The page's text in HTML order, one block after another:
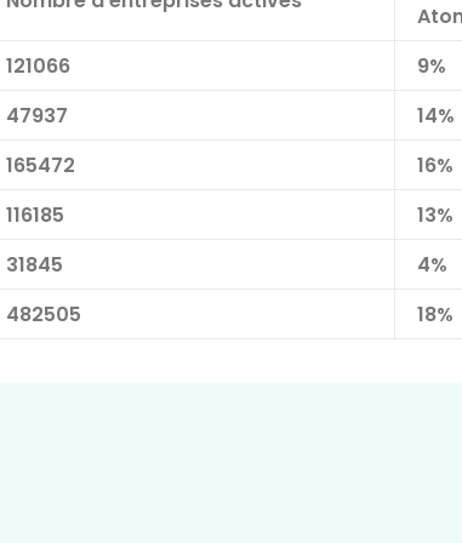
121066
9%
47937
14%
165472
16%
116185
13%
31845
4%
482505 18%